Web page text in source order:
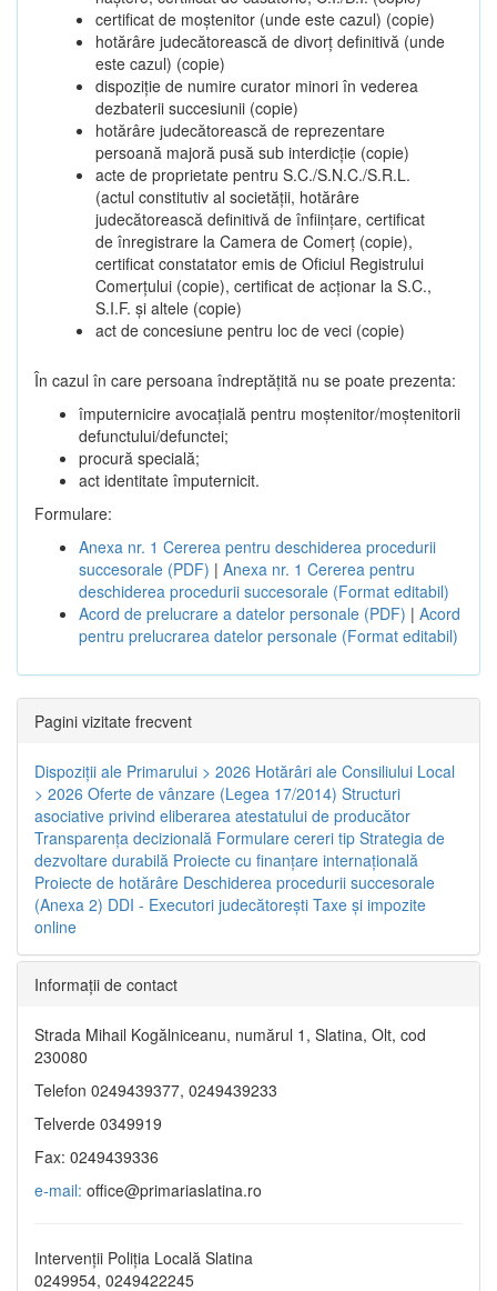
certificat de moștenitor (unde este cazul) (copie)
hotărâre judecătorească de divorț definitivă (unde
este cazul) (copie)
dispoziție de numire curator minori în vederea
dezbaterii succesiunii (copie)
hotărâre judecătorească de reprezentare
persoană majoră pusă sub interdicție (copie)
acte de proprietate pentru S.C./S.N.C./S.R.L.
(actul constitutiv al societății, hotărâre
judecătorească definitivă de înființare, certificat
de înregistrare la Camera de Comerț (copie),
certificat constatator emis de Oficiul Registrului
Comerțului (copie), certificat de acționar la S.C.,
S.I.F. și altele (copie)
act de concesiune pentru loc de veci (copie)
În cazul în care persoana îndreptățită nu se poate prezenta:
împuternicire avocațială pentru moștenitor/moștenitorii
defunctului/defunctei;
procură specială;
act identitate împuternicit.
Formulare:
Anexa nr. 1 Cererea pentru deschiderea procedurii
succesorale (PDF) | Anexa nr. 1 Cererea pentru
deschiderea procedurii succesorale (Format editabil)
Acord de prelucrare a datelor personale (PDF) | Acord
pentru prelucrarea datelor personale (Format editabil)
Pagini vizitate frecvent
Dispoziţii ale Primarului > 2026 Hotărâri ale Consiliului Local
> 2026 Oferte de vânzare (Legea 17/2014) Structuri
asociative privind eliberarea atestatului de producător
Transparenţa decizională Formulare cereri tip Strategia de
dezvoltare durabilă Proiecte cu finanţare internaţională
Proiecte de hotărâre Deschiderea procedurii succesorale
(Anexa 2) DDI - Executori judecătorești Taxe şi impozite
online
Informaţii de contact
Strada Mihail Kogălniceanu, numărul 1, Slatina, Olt, cod
230080
Telefon 0249439377, 0249439233
Telverde 0349919
Fax: 0249439336
e-mail: office@primariaslatina.ro
Intervenții Poliția Locală Slatina
0249954, 0249422245